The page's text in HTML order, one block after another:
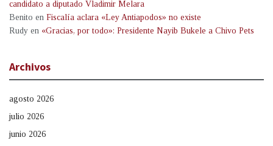
candidato a diputado Vladimir Melara
Benito en Fiscalía aclara «Ley Antiapodos» no existe
Rudy en «Gracias, por todo»: Presidente Nayib Bukele a Chivo Pets
Archivos
agosto 2026
julio 2026
junio 2026